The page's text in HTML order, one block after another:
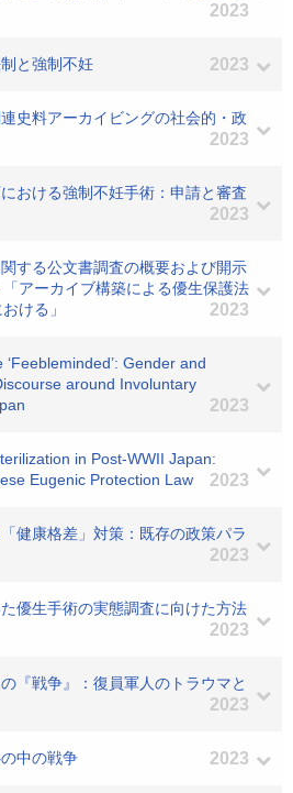
2023
と強制不妊 2023
史料アーカイビングの社会的・政
2023
おける強制不妊手術：申請と審査
2023
する公文書調査の概要および開示
アーカイブ構築による優生保護法
ける」
2023
Gender and
around Involuntary
2023
in Post-WWII Japan:
Eugenic Protection Law
2023
健康格差」対策：既存の政策パラ
2023
優生手術の実態調査に向けた方法
2023
『戦争』：復員軍人のトラウマと
2023
中の戦争 2023